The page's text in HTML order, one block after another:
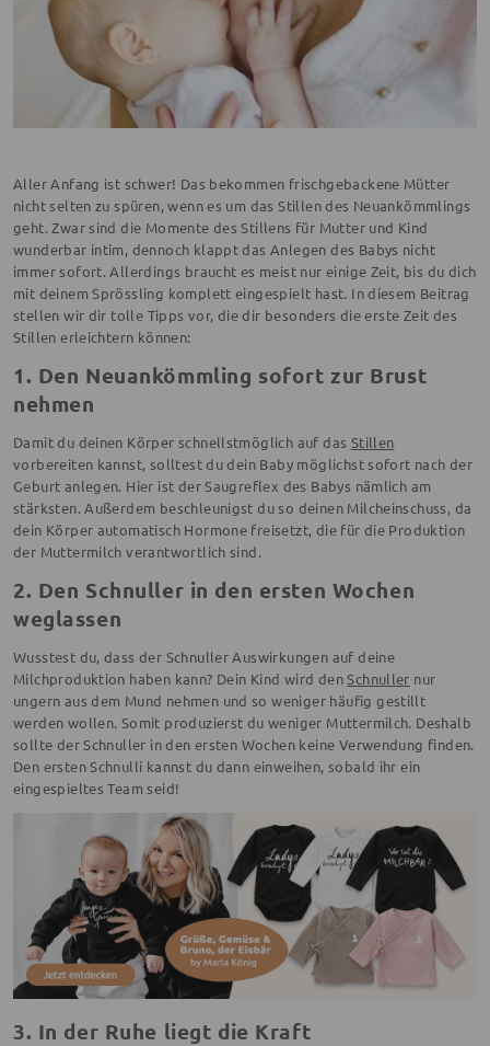
Aller Anfang ist schwer! Das bekommen frischgebackene Mütter
nicht selten zu spüren, wenn es um das Stillen des Neuankömmlings
geht. Zwar sind die Momente des Stillens für Mutter und Kind
wunderbar intim, dennoch klappt das Anlegen des Babys nicht
immer sofort. Allerdings braucht es meist nur einige Zeit, bis du dich
mit deinem Sprössling komplett eingespielt hast. In diesem Beitrag
stellen wir dir tolle Tipps vor, die dir besonders die erste Zeit des
Stillen erleichtern können:
1. Den Neuankömmling sofort zur Brust
nehmen
Damit du deinen Körper schnellstmöglich auf das Stillen
vorbereiten kannst, solltest du dein Baby möglichst sofort nach der
Geburt anlegen. Hier ist der Saugreflex des Babys nämlich am
stärksten. Außerdem beschleunigst du so deinen Milcheinschuss, da
dein Körper automatisch Hormone freisetzt, die für die Produktion
der Muttermilch verantwortlich sind.
2. Den Schnuller in den ersten Wochen
weglassen
Wusstest du, dass der Schnuller Auswirkungen auf deine
Milchproduktion haben kann? Dein Kind wird denSchnuller nur
ungern aus dem Mund nehmen und so weniger häufig gestillt
werden wollen. Somit produzierst du weniger Muttermilch. Deshalb
sollte der Schnuller in den ersten Wochen keine Verwendung finden.
Den ersten Schnulli kannst du dann einweihen, sobald ihr ein
eingespieltes Team seid!
3. In der Ruhe liegt die Kraft